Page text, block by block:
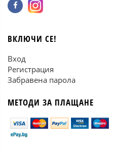
ВКЛЮЧИ СЕ!
Вход
Регистрация
Забравена парола
МЕТОДИ ЗА ПЛАЩАНЕ